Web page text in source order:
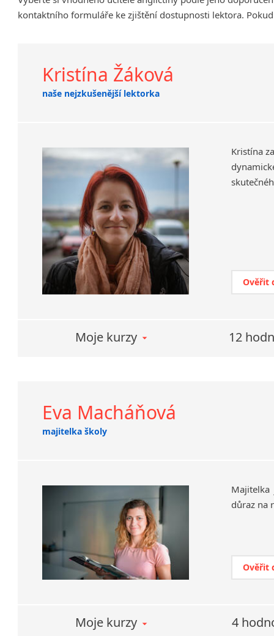
Klatovy
kontaktního formuláře ke zjištění dostupnosti lektora.
Kristína Žáková
naše nejzkušenější lektorka
Kristína
Ověřit
Moje kurzy 12
Eva Macháňová
majitelka školy
důraz na
Ověřit
Moje kurzy 4